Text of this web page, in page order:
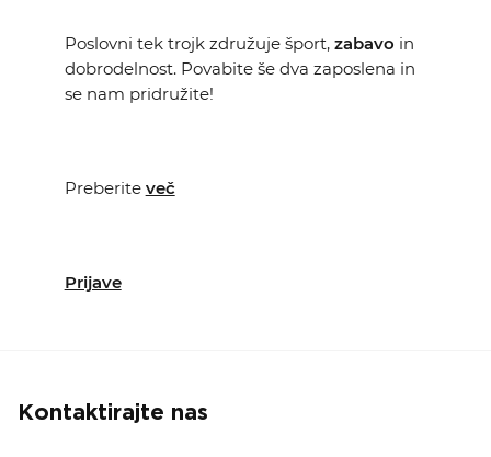
NOVICEPoslovni tek trojk združuje šport, zabavo in
dobrodelnost. Povabite še dva zaposlena in
se nam pridružite!
Preberite več
Prijave
Kontaktirajte nas